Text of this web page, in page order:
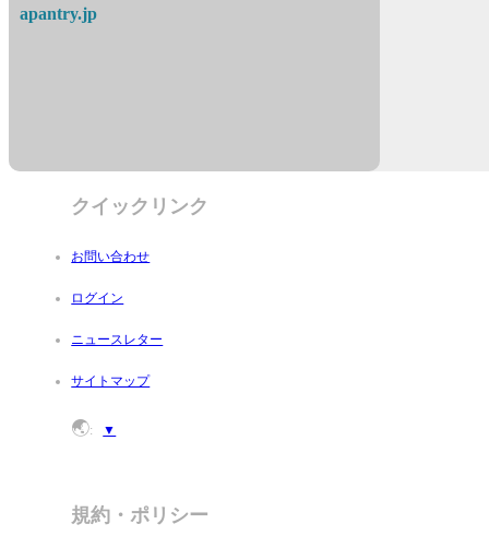
素材の力を引き出す、生のままの肉
安心・信頼の国内製造
すべての商品は日本国内の工場で製造・管理。
ます。
必要なものだけを使った、無添加ごはん
人工香料・着色料・保存料は一切不使用。
カラフルなイラストをあしらったデザインは、棚に並べるだ
apantry.jp
クイックリンク
お問い合わせ
ログイン
ニュースレター
サイトマップ
🌏: ▼
規約・ポリシー